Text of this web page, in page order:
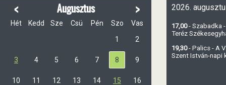
< Augusztus >
Hét Kedd Sze Csü Pén Szo
Vas
1
2
3 4 5 6 7 8 9
10 11 12 13 14 15 16
2026.
17,00- Szabadka
Teréz
19,30- Palics - A
Szent István-napi